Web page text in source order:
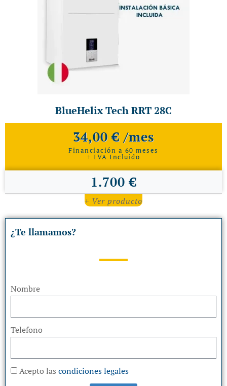
BlueHelix Tech RRT 28C
34,00 € /mes
Financiación a 60 meses
+ IVA Incluido
1.700 €
+ Ver producto
¿Te llamamos?
Nombre
Telefono
Acepto las condiciones legales